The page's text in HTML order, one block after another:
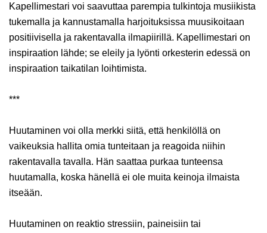
Kapellimestari voi saavuttaa parempia tulkintoja musiikista
tukemalla ja kannustamalla harjoituksissa muusikoitaan
positiivisella ja rakentavalla ilmapiirillä. Kapellimestari on
inspiraation lähde; se eleily ja lyönti orkesterin edessä on
inspiraation taikatilan loihtimista.
***
Huutaminen voi olla merkki siitä, että henkilöllä on
vaikeuksia hallita omia tunteitaan ja reagoida niihin
rakentavalla tavalla. Hän saattaa purkaa tunteensa
huutamalla, koska hänellä ei ole muita keinoja ilmaista
itseään.
Huutaminen on reaktio stressiin, paineisiin tai